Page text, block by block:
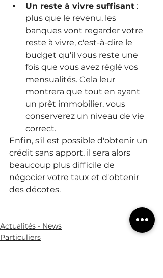
Un reste à vivre suffisant :
plus que le revenu, les
banques vont regarder votre
reste à vivre, c'est-à-dire le
budget qu'il vous reste une
fois que vous avez réglé vos
mensualités. Cela leur
montrera que tout en ayant
un prêt immobilier, vous
conserverez un niveau de vie
correct.
Enfin, s'il est possible d'obtenir un
crédit sans apport, il sera alors
beaucoup plus difficile de
négocier votre taux et d'obtenir
des décotes.
Actualités - News
Particuliers